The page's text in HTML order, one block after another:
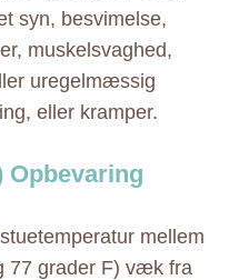
syn, besvimelse,
muskelsvaghed,
uregelmæssig
eller kramper.
Opbevaring
mellem
77 grader F) væk fra